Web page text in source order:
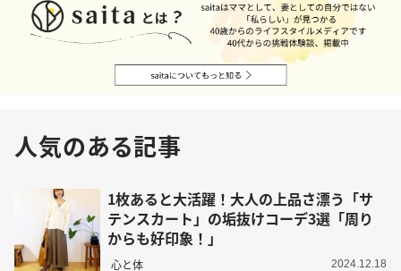
人気のある記事
1枚あると大活躍！大人の上品さ漂う「サ
テンスカート」の垢抜けコーデ3選「周り
からも好印象！」
心と体 2024.12.18